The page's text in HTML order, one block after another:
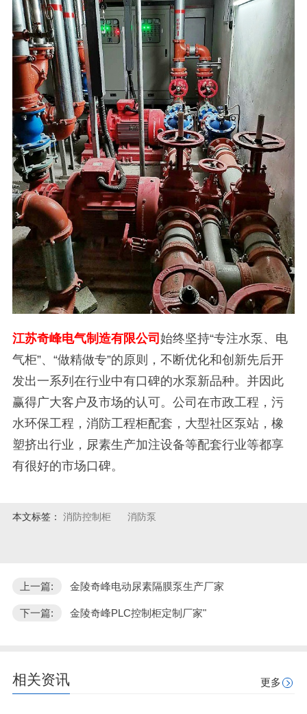
江苏奇峰电气制造有限公司 始终坚持“专注水泵、电
气柜”、“做精做专”的原则，不断优化和创新先后开
发出一系列在行业中有口碑的水泵新品种。并因此
赢得广大客户及市场的认可。公司在市政工程，污
水环保工程，消防工程柜配套，大型社区泵站，橡
塑挤出行业，尿素生产加注设备等配套行业等都享
有很好的市场口碑。
本文标签： 消防控制柜 消防泵
上一篇: 金陵奇峰电动尿素隔膜泵生产厂家
下一篇: 金陵奇峰PLC控制柜定制厂家"
相关资讯 更多